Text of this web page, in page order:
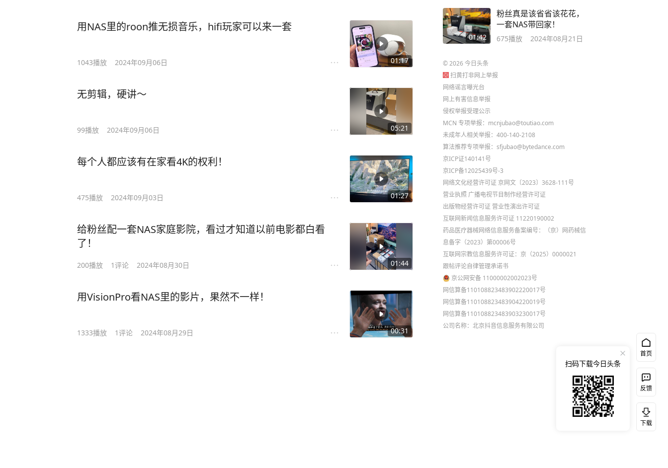
01:17
用NAS里的roon推无损音乐，hifi玩家可以来一套
1043播放 2024年09月06日
05:21
无剪辑，硬讲～
99播放 2024年09月06日
01:27
每个人都应该有在家看4K的权利！
475播放 2024年09月03日
01:44
给粉丝配一套NAS家庭影院，看过才知道以前电影都白看
了！
200播放 1评论 2024年08月30日
00:31
用VisionPro看NAS里的影片，果然不一样！
1333播放 1评论 2024年08月29日
01:42
粉丝真是该省省该花花，
一套NAS带回家！
675播放 2024年08月21日
©2026今日头条
扫黄打非网上举报
网络谣言曝光台
网上有害信息举报
侵权举报受理公示
MCN 专项举报：mcnjubao@toutiao.com
未成年人相关举报：400-140-2108
算法推荐专项举报：sfjubao@bytedance.com
京ICP证140141号
京ICP备12025439号-3
网络文化经营许可证 京网文〔2023〕3628-111号
营业执照 广播电视节目制作经营许可证
出版物经营许可证 营业性演出许可证
互联网新闻信息服务许可证 11220190002
药品医疗器械网络信息服务备案编号：（京）网药械信
息备字（2023）第00006号
互联网宗教信息服务许可证：京（2025）0000021
跟帖评论自律管理承诺书
京公网安备 11000002002023号
网信算备110108823483902220017号
网信算备110108823483904220019号
网信算备110108823483903230017号
公司名称：北京抖音信息服务有限公司
首页
反馈
下载
扫码下载今日头条